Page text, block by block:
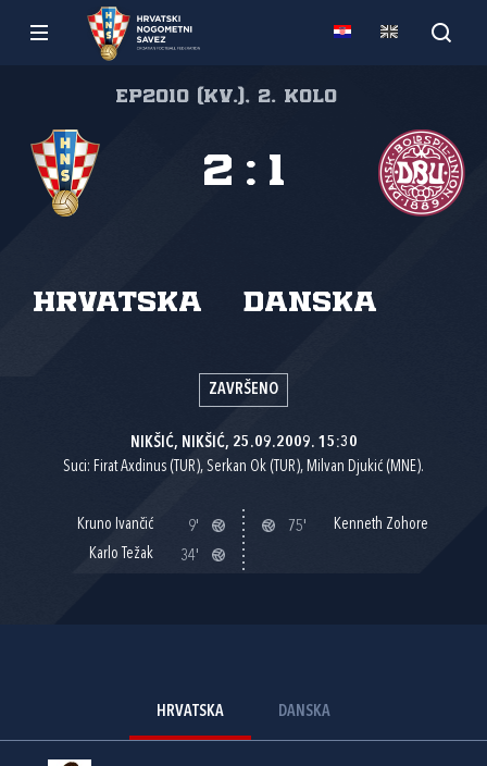
EP2010 (kv.), 2. kolo
Hrvatska Danska
2 : 1
ZAVRŠENO
NIKŠIĆ, NIKŠIĆ, 25.09.2009. 15:30
Suci: Firat Axdinus (TUR), Serkan Ok (TUR), Milvan Djukić (MNE).
Kruno Ivančić
9'
Karlo Težak
34'
75' Kenneth Zohore
HRVATSKA DANSKA